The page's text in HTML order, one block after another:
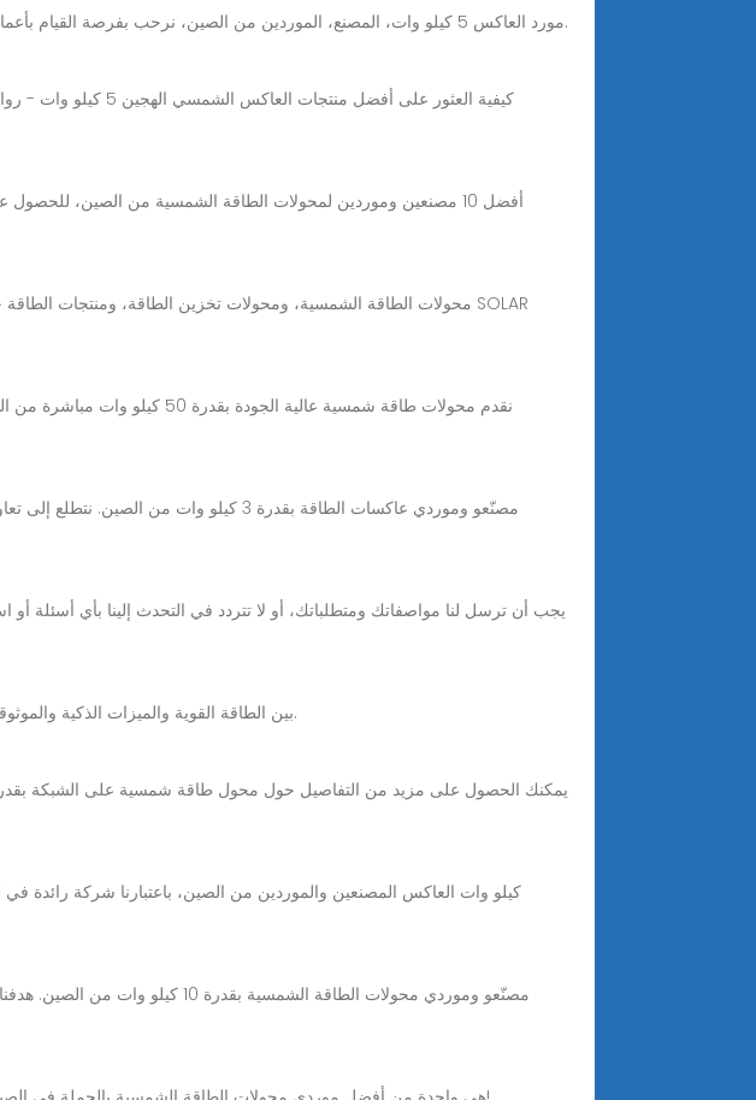
Jun 25, 2025 · مورد العاكس 5 كيلو وات، المصنع، الموردين من الصين، نرحب بفرصة القيام بأعمال تجارية معك ونأمل أن يكون لدينا متعة في إرفاق مزيد من التفاصيل عن منتجاتنا.
يجمع عاكس الطاقة Solis S5-GC (50-60)K بين الطاقة القوية والميزات الذكية والموثوقية الاستثنائية لأنظمة الطاقة الشمسية واسعة النطاق.